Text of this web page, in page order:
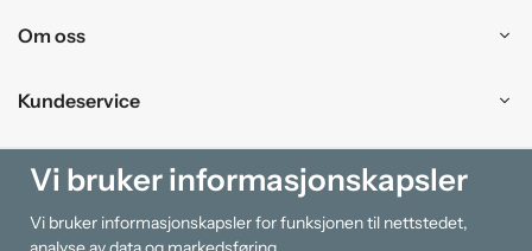
Om oss
Kundeservice
Kjøpesenter
Information
Vi bruker informasjonskapsler
Vi bruker informasjonskapsler for funksjonen til nettstedet,